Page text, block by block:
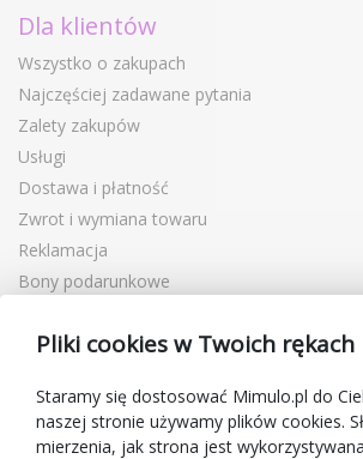
Dla klientów
Wszystko o zakupach
Najczęściej zadawane pytania
Zalety zakupów
Usługi
Dostawa i płatność
Zwrot i wymiana towaru
Reklamacja
Bony podarunkowe
Blog
O sprzedawcy
Mimulo.pl
Pliki cookies w Twoich rękach
Staramy się dostosować Mimulo.pl do
naszej stronie używamy plików cookies.
mierzenia, jak strona jest